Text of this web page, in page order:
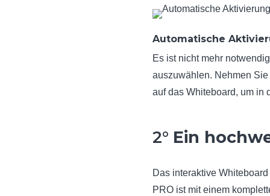
Automatische
Es ist nicht mehr
auszuwählen. Nehmen
auf das Whiteboard, um in
2° Ein
Das interaktive
PRO ist mit einem